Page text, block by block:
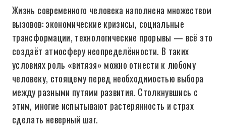
Жизнь современного человека наполнена множеством
вызовов: экономические кризисы, социальные
трансформации, технологические прорывы — всё это
создаёт атмосферу неопределённости. В таких
условиях роль «витязя» можно отнести к любому
человеку, стоящему перед необходимостью выбора
между разными путями развития. Столкнувшись с
этим, многие испытывают растерянность и страх
сделать неверный шаг.